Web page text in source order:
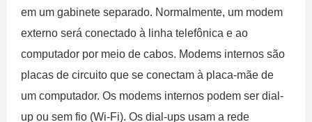
em um gabinete separado. Normalmente, um modem
externo será conectado à linha telefônica e ao
computador por meio de cabos. Modems internos são
placas de circuito que se conectam à placa-mãe de
um computador. Os modems internos podem ser dial-
up ou sem fio (Wi-Fi). Os dial-ups usam a rede